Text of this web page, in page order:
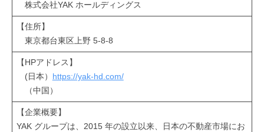
機
構
娜
株式会社YAK ホールディングス
【住所】
東京都台東区上野 5-8-8
【HPアドレス】
(日本）
https://yak-hd.com/
（中国）
【企業概要】
YAK グループは、2015 年の設立以来、日本の不動産市場にお